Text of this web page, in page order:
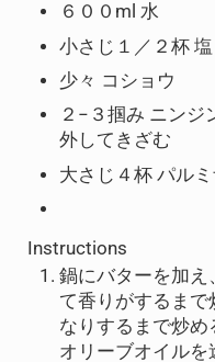
６００ml 水
小さじ１／２杯 塩
少々 コショウ
２−３掴み ニンジ
外してきざむ
大さじ４杯 パル
Instructions
鍋にバターを加え
て香りがするま
なりするまで炒
オリーブオイルを